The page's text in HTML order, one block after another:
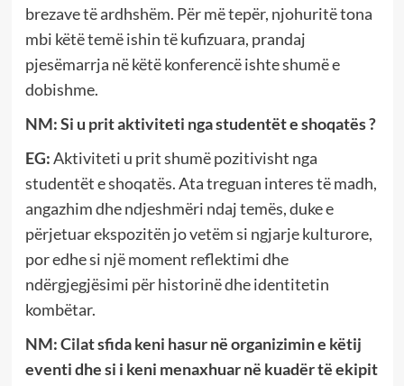
brezave të ardhshëm. Për më tepër, njohuritë tona
mbi këtë temë ishin të kufizuara, prandaj
pjesëmarrja në këtë konferencë ishte shumë e
dobishme.
NM: Si u prit aktiviteti nga studentët e shoqatës ?
EG:Aktiviteti u prit shumë pozitivisht nga
studentët e shoqatës. Ata treguan interes të madh,
angazhim dhe ndjeshmëri ndaj temës, duke e
përjetuar ekspozitën jo vetëm si ngjarje kulturore,
por edhe si një moment reflektimi dhe
ndërgjegjësimi për historinë dhe identitetin
kombëtar.
NM:Cilat sfida keni hasur në organizimin e këtij
eventi dhe si i keni menaxhuar në kuadër të ekipit